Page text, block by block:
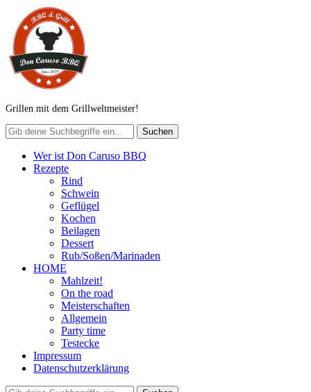
Grillen mit dem Grillweltmeister!
Wer ist Don Caruso BBQ
Rezepte
Rind
Schwein
Geflügel
Kochen
Beilagen
Dessert
Rub/Soßen/Marinaden
HOME
Mahlzeit!
On the road
Meisterschaften
Allgemein
Party time
Testecke
Impressum
Datenschutzerklärung